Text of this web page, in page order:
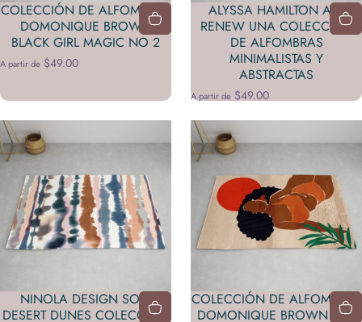
COLECCIÓN DE ALFOMBRAS
DOMONIQUE BROWN
BLACK GIRL MAGIC NO 2
A partir de $49.00
ALYSSA HAMILTON ART
RENEW UNA COLECCIÓN
DE ALFOMBRAS
MINIMALISTAS Y
ABSTRACTAS
A partir de $49.00
NINOLA DESIGN SOFT
DESERT DUNES COLECCIÓN
COLECCIÓN DE ALFOMBRAS
DOMONIQUE BROWN RED